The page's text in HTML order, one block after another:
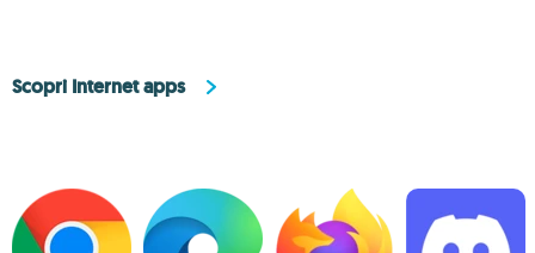
Scopri Internet apps